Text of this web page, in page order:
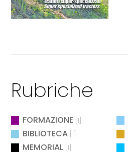
Rubriche
FORMAZIONE [1]
BIBLIOTECA [1]
MEMORIAL [1]